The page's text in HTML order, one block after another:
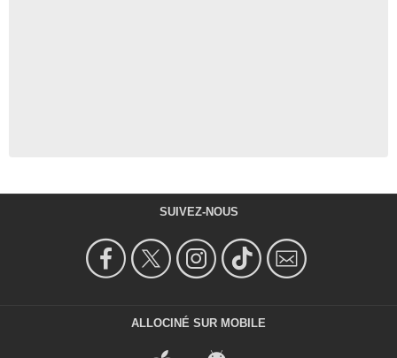
SUIVEZ-NOUS
ALLOCINÉ SUR MOBILE